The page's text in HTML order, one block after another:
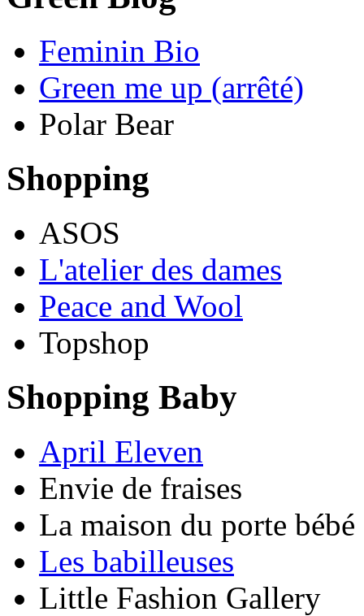
Feminin Bio
Green me up (arrêté)
Polar Bear
Shopping
ASOS
L'atelier des dames
Peace and Wool
Topshop
Shopping Baby
April Eleven
Envie de fraises
La maison du porte bébé
Les babilleuses
Little Fashion Gallery